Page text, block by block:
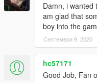
Damn, i wanted
am glad that
boy into the
Септември 9, 2020
hc57171
Good Job, Fan